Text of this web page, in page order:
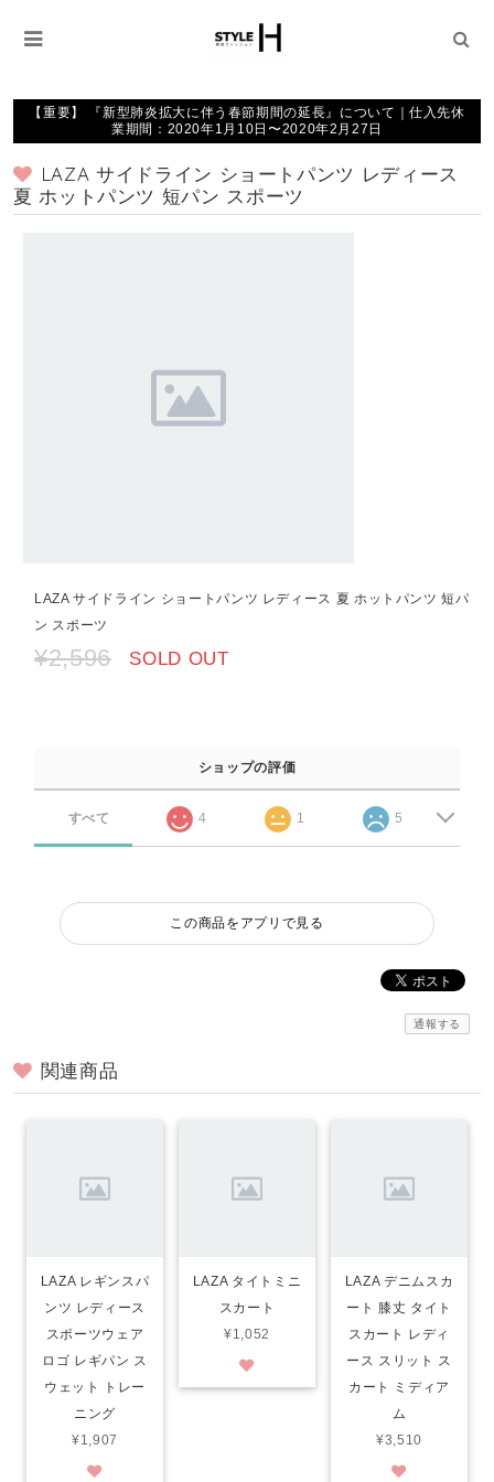
【重要】 『新型肺炎拡大に伴う春節期間の延長』について｜仕入先休
業期間：2020年1月10日〜2020年2月27日
LAZA サイドライン ショートパンツ レディース
夏 ホットパンツ 短パン スポーツ
LAZA サイドライン ショートパンツ レディース 夏 ホットパンツ 短パ
ン スポーツ
¥2,596 SOLD OUT
ショップの評価
すべて 4 1 5
この商品をアプリで見る
通報する
関連商品
LAZA レギンスパ
ンツ レディース
スポーツウェア
ロゴ レギパン ス
ウェット トレー
ニング
¥1,907
LAZA タイトミニ
スカート
¥1,052
LAZA デニムスカ
ート 膝丈 タイト
スカート レディ
ース スリット ス
カート ミディア
ム
¥3,510